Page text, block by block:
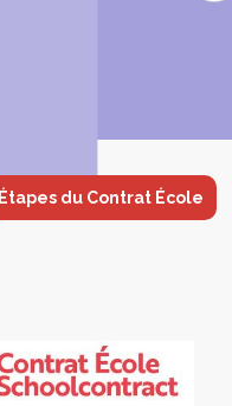
Étapes du Contrat École